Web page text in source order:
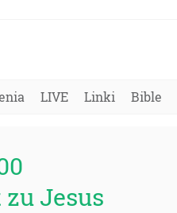
LIVE Linki Bible
Jesus